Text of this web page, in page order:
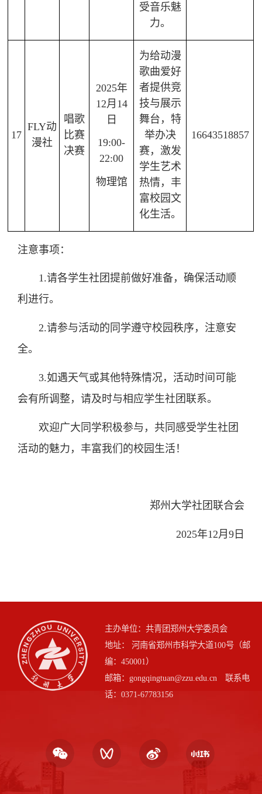
受音乐魅
力。
17
FLY动
漫社
唱歌
比赛
决赛
2025年
12月14
日
19:00-
22:00
物理馆
为给动漫
歌曲爱好
者提供竞
技与展示
舞台，特
举办决
赛，激发
学生艺术
热情，丰
富校园文
化生活。
16643518857
注意事项 ：
1.请各学生社团提前做好准备，确保活动顺
利进行。
2.请参与活动的同学遵守校园秩序，注意安
全。
3.如遇天气或其他特殊情况，活动时间可能
会有所调整，请及时与相应学生社团联系。
欢迎广大同学积极参与，共同感受学生社团
活动的魅力，丰富我们的校园生活！
郑州大学社团联合会
2025年12月9日
主办单位：共青团郑州大学委员会
地址： 河南省郑州市科学大道100号（邮
编：450001）
邮箱：gongqingtuan@zzu.edu.cn 联系电
话：0371-67783156